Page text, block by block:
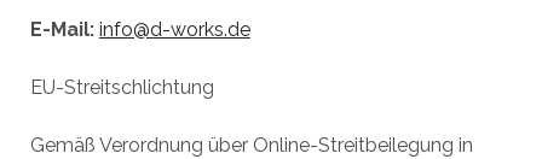
E-Mail: info@d-works.de
EU-Streitschlichtung
Gemäß Verordnung über Online-Streitbeilegung in